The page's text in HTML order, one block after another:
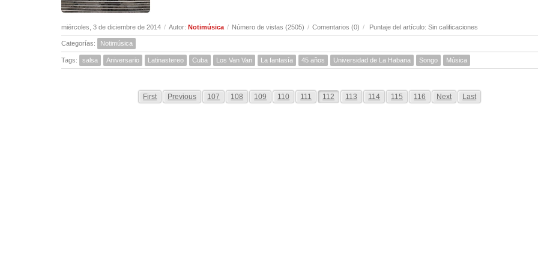
miércoles, 3 de diciembre de 2014 / Autor: Notimúsica / Número de vistas (2505) / Comentarios (0) / Puntaje del artículo: Sin calificaciones
Categorías: Notimúsica
Tags: salsa Aniversario Latinastereo Cuba Los Van Van La fantasía 45 años Universidad de La Habana Songo Música
First Previous 107 108 109 110 111 112 113 114 115 116 Next Last